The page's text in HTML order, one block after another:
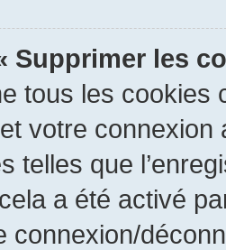
Supprimer les
tous les cookies
votre
telles que
a été activé
connexion/